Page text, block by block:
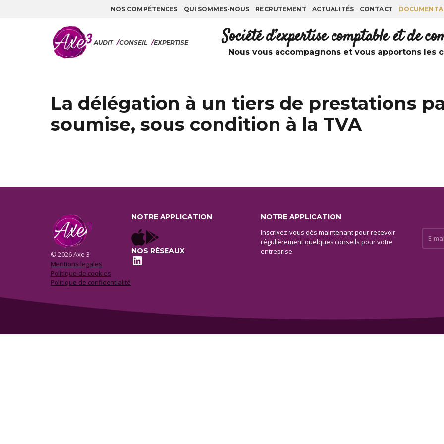
NOS COMPÉTENCES QUI SOMMES-NOUS RECRUTEMENT ACTUALITÉS CONTACT
AUDIT /CONSEIL /EXPERTISE Société d’expertise comptable et de
Nous vous accompagnons et vous apportons les
La délégation à un tiers de prestations
soumise, sous condition à la TVA
© 2026 Axe 3
Mentions legales
Politique de cookies
Politique de confidentialité
NOTRE APPLICATION
NOS RÉSEAUX
LinkedIn
NOTRE APPLICATION
Inscrivez-vous dès maintenant pour recevoir
régulièrement quelques conseils pour votre
entreprise.